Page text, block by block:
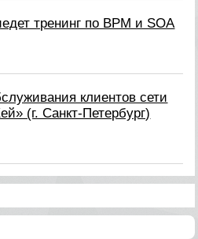
тренинг по BPM и SOA
клиентов сети
(г. Санкт-Петербург)